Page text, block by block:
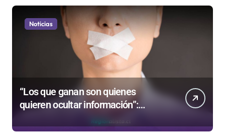
Noticias
“Los que ganan son quienes
quieren ocultar información”:
Colegio de Periodistas cuestiona la
“Ley Mordaza 2.0”